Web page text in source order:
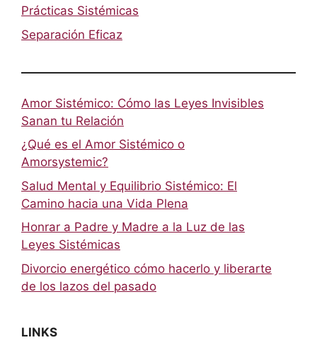
Prácticas Sistémicas
Separación Eficaz
Amor Sistémico: Cómo las Leyes Invisibles
Sanan tu Relación
¿Qué es el Amor Sistémico o
Amorsystemic?
Salud Mental y Equilibrio Sistémico: El
Camino hacia una Vida Plena
Honrar a Padre y Madre a la Luz de las
Leyes Sistémicas
Divorcio energético cómo hacerlo y liberarte
de los lazos del pasado
LINKS